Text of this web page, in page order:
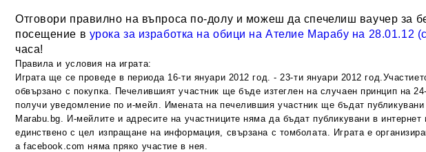
Отговори правилно на въпроса по-долу и можеш да спечелиш ваучер за
посещение в урока за изработка на обици на Ателие Марабу на 28.01.12
часа!
Правила и условия на играта:
Играта ще се проведе в периода 16-ти януари 2012 год. - 23-ти януари 2012
обвързано с покупка. Печелившият участник ще бъде изтеглен на случаен принцип на
получи уведомление по и-мейл. Имената на печелившия участник ще бъдат
Marabu.bg. И-мейлите и адресите на участниците няма да бъдат публикувани в
единствено с цел изпращане на информация, свързана с томболата. Играта е
а facebook.comняма пряко участие в нея.